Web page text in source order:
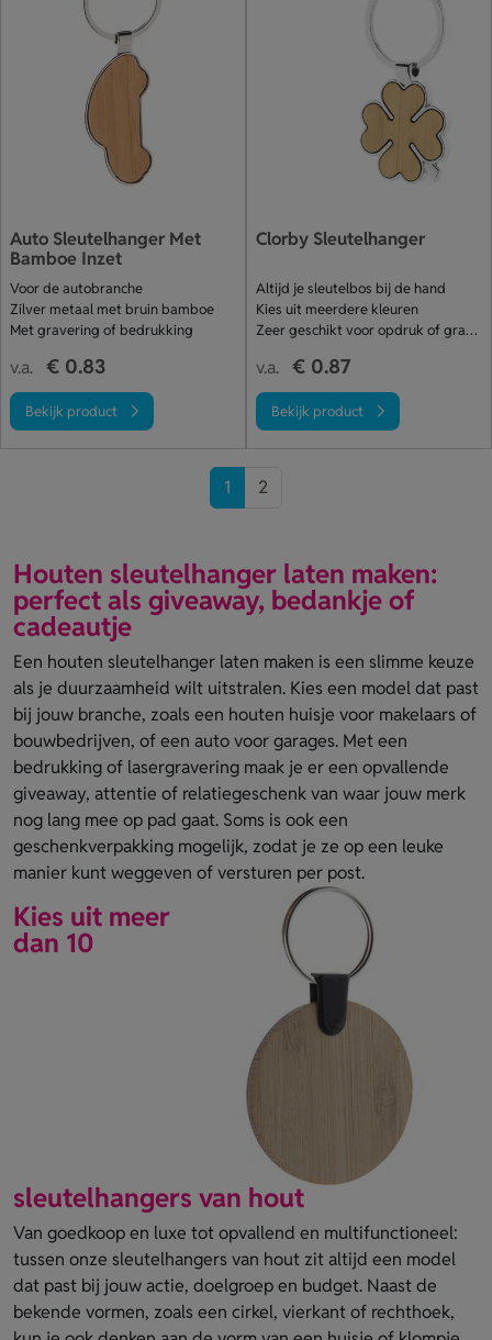
Auto Sleutelhanger Met
Bamboe Inzet
Voor de autobranche
Zilver metaal met bruin bamboe
Met gravering of bedrukking
v.a. € 0.83
Bekijk product
Clorby Sleutelhanger
Altijd je sleutelbos bij de hand
Kies uit meerdere kleuren
Zeer geschikt voor opdruk of gravure
v.a. € 0.87
Bekijk product
1 2
Houten sleutelhanger laten maken:
perfect als giveaway, bedankje of
cadeautje
Een houten sleutelhanger laten maken is een slimme keuze
als je duurzaamheid wilt uitstralen. Kies een model dat past
bij jouw branche, zoals een houten huisje voor makelaars of
bouwbedrijven, of een auto voor garages. Met een
bedrukking of lasergravering maak je er een opvallende
giveaway, attentie of relatiegeschenk van waar jouw merk
nog lang mee op pad gaat. Soms is ook een
geschenkverpakking mogelijk, zodat je ze op een leuke
manier kunt weggeven of versturen per post.
Kies uit meer
dan 10
sleutelhangers van hout
Van goedkoop en luxe tot opvallend en multifunctioneel:
tussen onze sleutelhangers van hout zit altijd een model
dat past bij jouw actie, doelgroep en budget. Naast de
bekende vormen, zoals een cirkel, vierkant of rechthoek,